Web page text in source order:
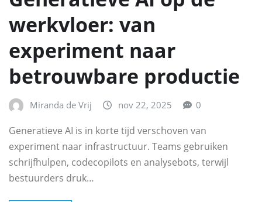
werkvloer: van
experiment naar
betrouwbare productie
Miranda de Vrij nov 22, 2025 0
Generatieve AI is in korte tijd verschoven van
experiment naar infrastructuur. Teams gebruiken
schrijfhulpen, codecopilots en analysebots, terwijl
bestuurders druk…